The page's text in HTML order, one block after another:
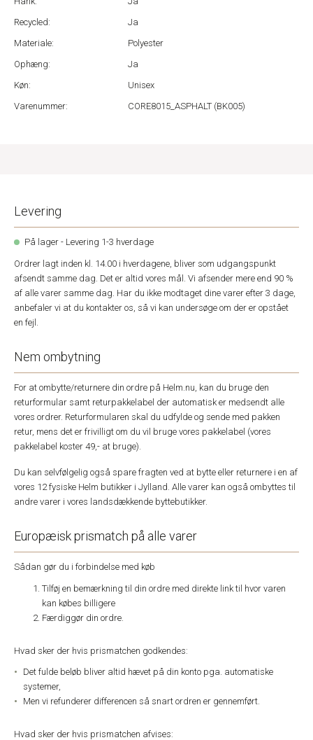
Recycled:
Ja
Materiale:
Polyester
Ophæng:
Ja
Køn:
Unisex
Varenummer:
CORE8015_ASPHALT (BK005)
Levering
På lager - Levering 1-3 hverdage
Ordrer lagt inden kl. 14.00 i hverdagene, bliver som udgangspunkt
afsendt samme dag. Det er altid vores mål. Vi afsender mere end 90 %
af alle varer samme dag. Har du ikke modtaget dine varer efter 3 dage,
anbefaler vi at du kontakter os, så vi kan undersøge om der er opstået
en fejl.
Nem ombytning
For at ombytte/returnere din ordre på Helm.nu, kan du bruge den
returformular samt returpakkelabel der automatisk er medsendt alle
vores ordrer. Returformularen skal du udfylde og sende med pakken
retur, mens det er frivilligt om du vil bruge vores pakkelabel (vores
pakkelabel koster 49,- at bruge).
Du kan selvfølgelig også spare fragten ved at bytte eller returnere i en af
vores 12 fysiske Helm butikker i Jylland. Alle varer kan også ombyttes til
andre varer i vores landsdækkende byttebutikker.
Europæisk prismatch på alle varer
Sådan gør du i forbindelse med køb
Tilføj en bemærkning til din ordre med direkte link til hvor varen
kan købes billigere
Færdiggør din ordre.
Hvad sker der hvis prismatchen godkendes:
Det fulde beløb bliver altid hævet på din konto pga. automatiske
systemer,
Men vi refunderer differencen så snart ordren er gennemført.
Hvad sker der hvis prismatchen afvises: